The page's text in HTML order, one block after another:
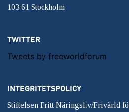
103 61 Stockholm
TWITTER
Tweets by freeworldforum
INTEGRITETSPOLICY
Stiftelsen Fritt Näringsliv/Frivärld